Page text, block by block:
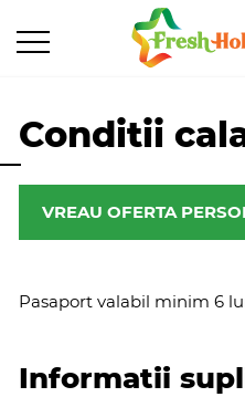
Conditii
VREAU OFERTA
Pasaport valabil minim 6
Informatii